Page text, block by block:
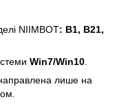
NIIMBOT: B1, B21,
Win7/Win10
лише на